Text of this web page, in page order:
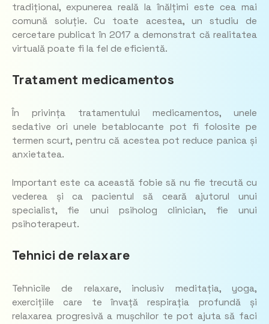
tradițional, expunerea reală la înălțimi este cea mai
comună soluție. Cu toate acestea, un studiu de
cercetare publicat în 2017 a demonstrat că realitatea
virtuală poate fi la fel de eficientă.
Tratament medicamentos
În privința tratamentului medicamentos, unele
sedative ori unele betablocante pot fi folosite pe
termen scurt, pentru că acestea pot reduce panica și
anxietatea.
Important este ca această fobie să nu fie trecută cu
vederea și ca pacientul să ceară ajutorul unui
specialist, fie unui psiholog clinician, fie unui
psihoterapeut.
Tehnici de relaxare
Tehnicile de relaxare, inclusiv meditația, yoga,
exercițiile care te învață respirația profundă și
relaxarea progresivă a mușchilor te pot ajuta să faci